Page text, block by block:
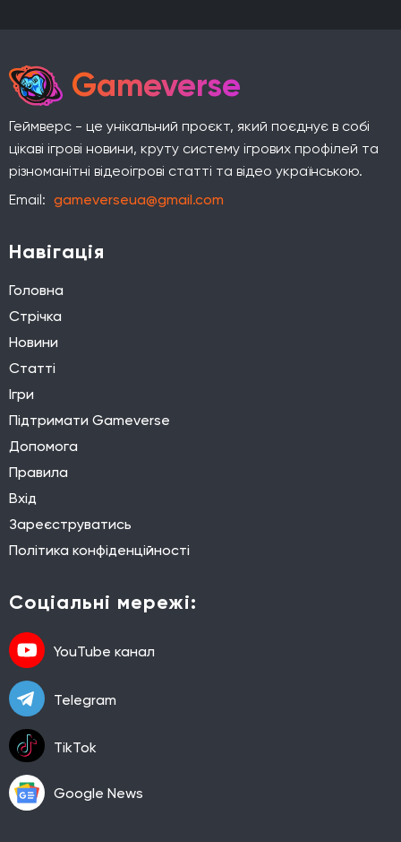
Gameverse
Геймверс - це унікальний проєкт, який поєднує в собі
цікаві ігрові новини, круту систему ігрових профілей та
різноманітні відеоігрові статті та відео українською.
Email: gameverseua@gmail.com
Навігація
Головна
Стрічка
Новини
Статті
Ігри
Підтримати Gameverse
Допомога
Правила
Вхід
Зареєструватись
Політика конфіденційності
Соціальні мережі:
YouTube канал
Telegram
TikTok
Google News